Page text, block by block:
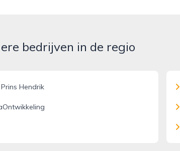
bedrijven in de regio
Hendrik